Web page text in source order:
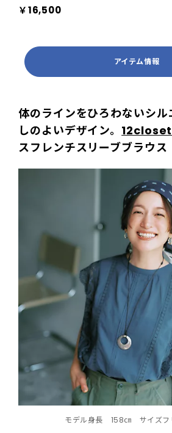
￥16,500
アイテム情報
体のラインをひろわないシル
しのよいデザイン。 12closet
スフレンチスリーブブラウス
モデル身長 158㎝ サイズフ